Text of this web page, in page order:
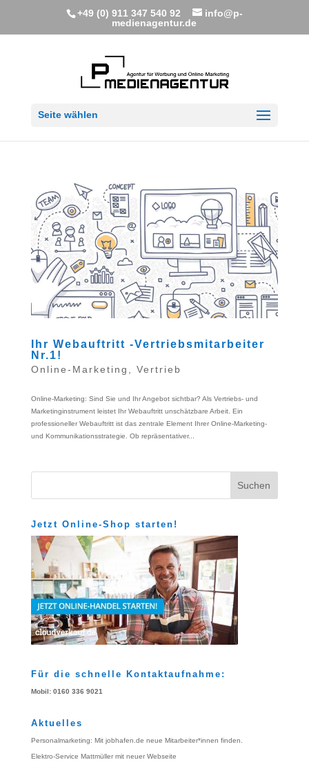
+49 (0) 911 347 540 92
info@p-
medienagentur.de
Seite wählen
Ihr Webauftritt -Vertriebsmitarbeiter
Nr.1!
Online-Marketing Vertrieb
Online-Marketing: Sind Sie und Ihr Angebot sichtbar? Als Vertriebs- und
Marketinginstrument leistet Ihr Webauftritt unschätzbare Arbeit. Ein
professioneller Webauftritt ist das zentrale Element Ihrer Online-Marketing-
und Kommunikationsstrategie. Ob repräsentativer...
Jetzt Online-Shop starten!
Für die schnelle Kontaktaufnahme:
Mobil: 0160 336 9021
Aktuelles
Personalmarketing: Mit jobhafen.de neue Mitarbeiter*innen finden.
Elektro-Service Mattmüller mit neuer Webseite